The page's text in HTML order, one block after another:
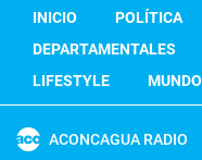
INICIO POLÍTICA
DEPARTAMENTALES
LIFESTYLE
MUNDO
ACONCAGUA RADIO